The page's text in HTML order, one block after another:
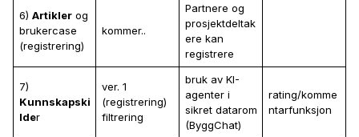
6) Artiklerog
brukercase
(registrering)
kommer..
Partnere og
prosjektdeltak
ere kan
registrere
7)
Kunnskapski
lder
ver. 1
(registrering)
filtrering
bruk av KI-
agenter i
sikret datarom
(ByggChat)
rating/komme
ntarfunksjon